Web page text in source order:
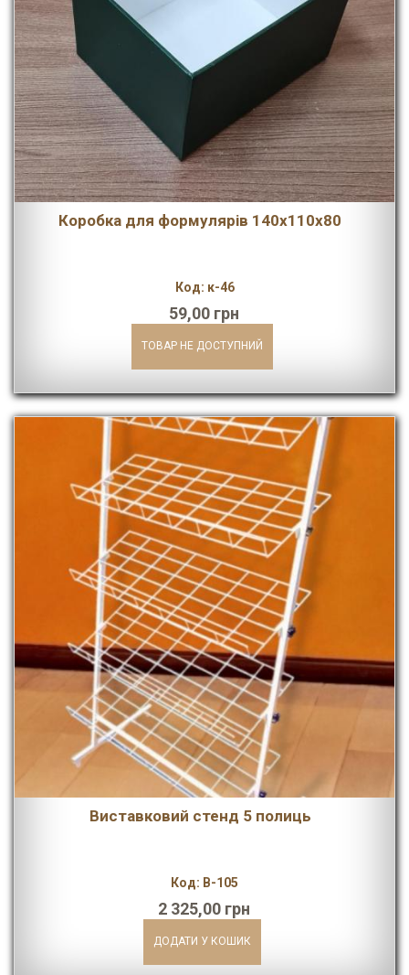
Коробка для формулярів 140х110х80
Код: к-46
59,00 грн
Виставковий стенд 5 полиць
Код: В-105
2 325,00 грн